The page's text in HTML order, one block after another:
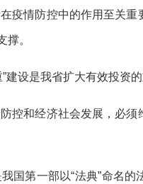
疫情防控中的作用至关
撑。
建设是我省扩大有效投资
控和经济社会发展，必
国第一部以“法典”命名